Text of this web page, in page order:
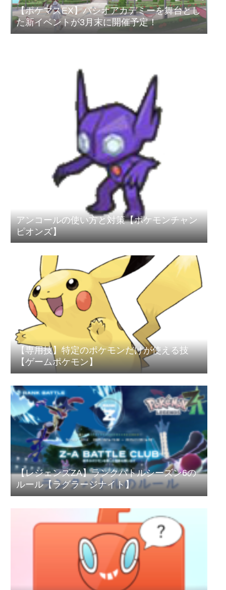
【ポケマスEX】パシオアカデミーを舞台とし
た新イベントが3月末に開催予定！
アンコールの使い方と対策【ポケモンチャン
ピオンズ】
【専用技】特定のポケモンだけが使える技
【ゲームポケモン】
【レジェンズZA】ランクバトルシーズン6の
ルール【ラグラージナイト】